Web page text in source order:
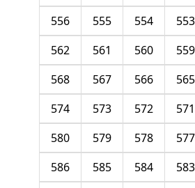
553
554
555
556
559
560
561
562
565
566
567
568
571
572
573
574
577
578
579
580
583
584
585
586